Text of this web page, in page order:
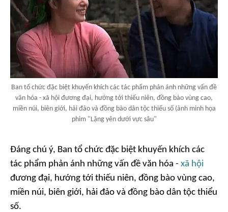
Ban tổ chức đặc biệt khuyến khích các tác phẩm phản ánh những vấn đề
văn hóa - xã hội đương đại, hướng tới thiếu niên, đồng bào vùng cao,
miền núi, biên giới, hải đảo và đồng bào dân tộc thiểu số (ảnh minh họa
phim "Lặng yên dưới vực sâu"
Đáng chú ý, Ban tổ chức đặc biệt khuyến khích các
tác phẩm phản ánh những vấn đề văn hóa - xã hội
đương đại, hướng tới thiếu niên, đồng bào vùng cao,
miền núi, biên giới, hải đảo và đồng bào dân tộc thiểu
số.